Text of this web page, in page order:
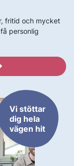
fritid och mycket
personlig
Vi stöttar
dig hela
vägen hit